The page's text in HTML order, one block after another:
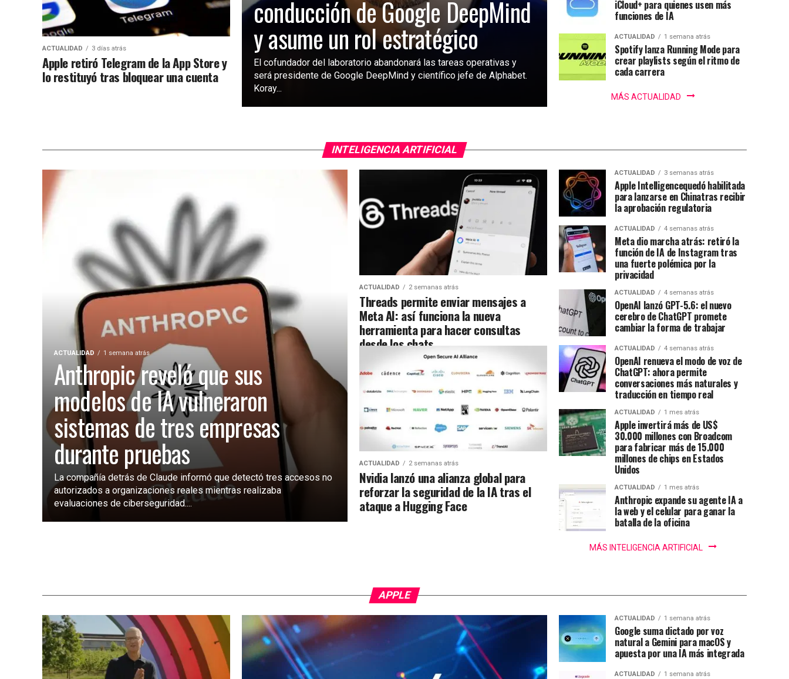
conducción de Google DeepMind
y asume un rol estratégico
El cofundador del laboratorio abandonará las tareas operativas y
será presidente de Google DeepMind y científico jefe de Alphabet.
Koray...
ACTUALIDAD 3 días atrás
Apple retiró Telegram de la App Store y
lo restituyó tras bloquear una cuenta
iCloud+ para quienes usen más
funciones de IA
ACTUALIDAD 1 semana atrás
Spotify lanza Running Mode para
crear playlists según el ritmo de
cada carrera
MÁS ACTUALIDAD
INTELIGENCIA ARTIFICIAL
ACTUALIDAD 1 semana atrás
Anthropic reveló que sus
modelos de IA vulneraron
sistemas de tres empresas
durante pruebas
La compañía detrás de Claude informó que detectó tres accesos no
autorizados a organizaciones reales mientras realizaba
evaluaciones de ciberseguridad....
ACTUALIDAD 2 semanas atrás
Threads permite enviar mensajes a
Meta AI: así funciona la nueva
herramienta para hacer consultas
desde los chats
ACTUALIDAD 2 semanas atrás
Nvidia lanzó una alianza global para
reforzar la seguridad de la IA tras el
ataque a Hugging Face
ACTUALIDAD 3 semanas atrás
Apple Intelligencequedó habilitada
para lanzarse en Chinatras recibir
la aprobación regulatoria
ACTUALIDAD 4 semanas atrás
Meta dio marcha atrás: retiró la
función de IA de Instagram tras
una fuerte polémica por la
privacidad
ACTUALIDAD 4 semanas atrás
OpenAI lanzó GPT-5.6: el nuevo
cerebro de ChatGPT promete
cambiar la forma de trabajar
ACTUALIDAD 4 semanas atrás
OpenAI renueva el modo de voz de
ChatGPT: ahora permite
conversaciones más naturales y
traducción en tiempo real
ACTUALIDAD 1 mes atrás
Apple invertirá más de US$
30.000 millones con Broadcom
para fabricar más de 15.000
millones de chips en Estados
Unidos
ACTUALIDAD 1 mes atrás
Anthropic expande su agente IA a
la web y el celular para ganar la
batalla de la oficina
MÁS INTELIGENCIA ARTIFICIAL
APPLE
ACTUALIDAD 1 semana atrás
Google suma dictado por voz
natural a Gemini para macOS y
apuesta por una IA más integrada
ACTUALIDAD 1 semana atrás